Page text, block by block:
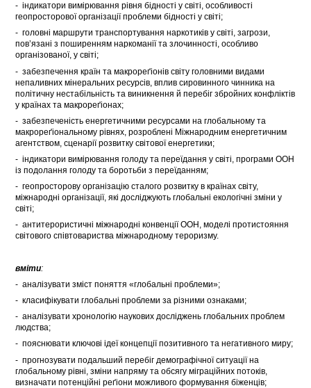
- індикатори вимірювання рівня бідності у світі, особливості
геопросторової організації проблеми бідності у світі;
- головні маршрути транспортування наркотиків у світі, загрози,
пов’язані з поширенням наркоманії та злочинності, особливо
організованої, у світі;
- забезпечення країн та макрореґіонів світу головними видами
непаливних мінеральних ресурсів, вплив сировинного чинника на
політичну нестабільність та виникнення й перебіг збройних конфліктів
у країнах та макрореґіонах;
- забезпеченість енергетичними ресурсами на глобальному та
макрореґіональному рівнях, розроблені Міжнародним енергетичним
агентством, сценарії розвитку світової енергетики;
- індикатори вимірювання голоду та переїдання у світі, програми ООН
із подолання голоду та боротьби з переїданням;
- геопросторову організацію сталого розвитку в країнах світу,
міжнародні організації, які досліджують глобальні екологічні зміни у
світі;
- антитерористичні міжнародні конвенції ООН, моделі протистояння
світового співтовариства міжнародному тероризму.
вміти:
- аналізувати зміст поняття «глобальні проблеми»;
- класифікувати глобальні проблеми за різними ознаками;
- аналізувати хронологію наукових досліджень глобальних проблем
людства;
- пояснювати ключові ідеї концепції позитивного та негативного миру;
- прогнозувати подальший перебіг демографічної ситуації на
глобальному рівні, зміни напряму та обсягу міграційних потоків,
визначати потенційні реґіони можливого формування біженців;